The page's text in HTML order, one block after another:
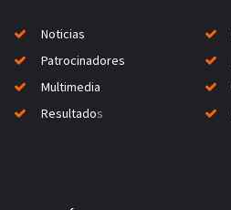
Noticias
Patrocinadores
Multimedia
Resultados